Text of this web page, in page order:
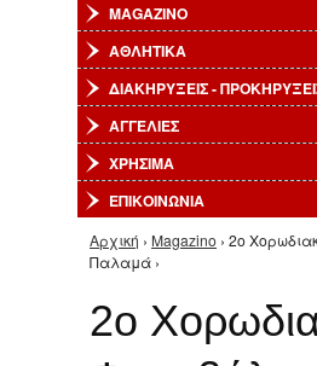
MAGAZINO
ΑΘΛΗΤΙΚΑ
ΔΙΑΚΗΡΥΞΕΙΣ -
ΑΓΓΕΛΙΕΣ
ΧΡΗΣΙΜΑ
ΕΠΙΚΟΙΝΩΝΙΑ
Είστε εδώ
Αρχική › Magazino › 2ο
Παλαμά ›
2ο